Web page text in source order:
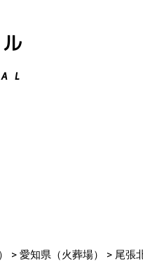
> 愛知県（火葬場） > 尾張